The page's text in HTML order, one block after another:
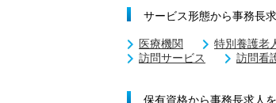
サービス形態から事務長
医療機関 特別養護老
訪問サービス
訪問看
保有資格から事務長求人